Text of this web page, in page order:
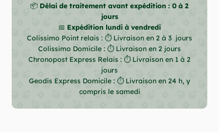
📦 Délai de traitement avant expédition : 0 à 2
jours
📅 Expédition lundi à vendredi
Colissimo Point relais : ⏱ Livraison en 2 à 3 jours
Colissimo Domicile : ⏱ Livraison en 2 jours
Chronopost Express Relais : ⏱ Livraison en 1 à 2
jours
Geodis Express Domicile : ⏱ Livraison en 24 h, y
compris le samedi